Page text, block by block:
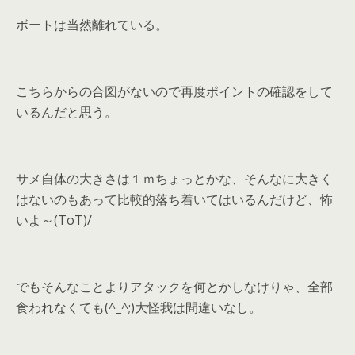
ボートは当然離れている。
こちらからの合図がないので再度ポイントの確認をして
いるんだと思う。
サメ自体の大きさは１ｍちょっとかな、そんなに大きく
はないのもあって比較的落ち着いてはいるんだけど、怖
いよ～(ToT)/
でもそんなことよりアタックを何とかしなけりゃ、全部
食われなくても(^_^;)大怪我は間違いなし。